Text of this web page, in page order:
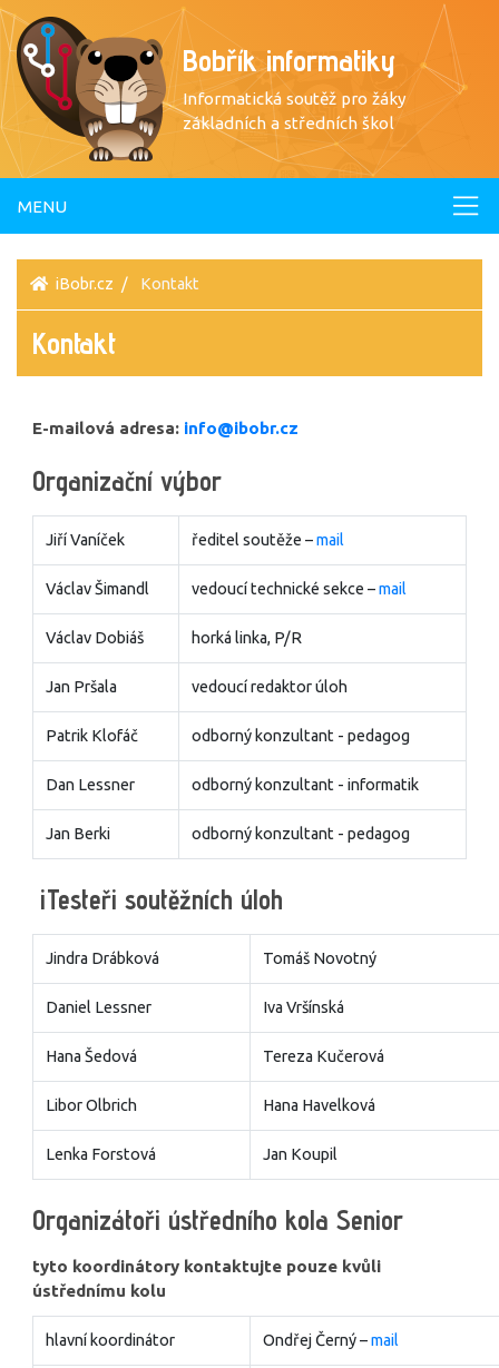
Bobřík informatiky
Informatická soutěž pro žáky
základních a středních škol
MENU
iBobr.cz Kontakt
Kontakt
E-mailová adresa: info@ibobr.cz
Organizační výbor
Jiří Vaníček ředitel soutěže –mail
Václav Šimandl vedoucí technické sekce –mail
Václav Dobiáš horká linka, P/R
Jan Pršala vedoucí redaktor úloh
Patrik Klofáč odborný konzultant - pedagog
Dan Lessner odborný konzultant - informatik
Jan Berki odborný konzultant - pedagog
i​Testeři soutěžních úloh
Jindra Drábková Tomáš Novotný
Daniel Lessner Iva Vršínská
Hana Šedová Tereza Kučerová
Libor Olbrich Hana Havelková
Lenka Forstová Jan Koupil
Organizátoři ústředního kola Senior
tyto koordinátory kontaktujte pouze kvůli
ústřednímu kolu
hlavní koordinátor Ondřej Černý –mail